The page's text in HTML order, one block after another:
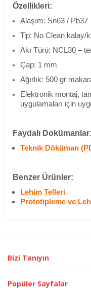
Özellikleri:
Alaşım: Sn63 / Pb37
Tip: No Clean kalay/
Akı Türü: NCL30 –
Çap: 1 mm
Ağırlık: 500 gr
Elektronik montaj,
uygulamaları için
Faydalı Dokümanlar:
Teknik Döküman
Benzer Ürünler:
Lehim Telleri
Prototipleme ve
Bizi Tanıyın
Popüler Sayfalar